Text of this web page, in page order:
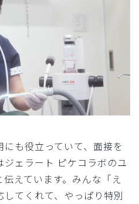
も役立っていて、面接を
ェラート ピケコラボのユ
えています。みんな「え
てくれて、やっぱり特別